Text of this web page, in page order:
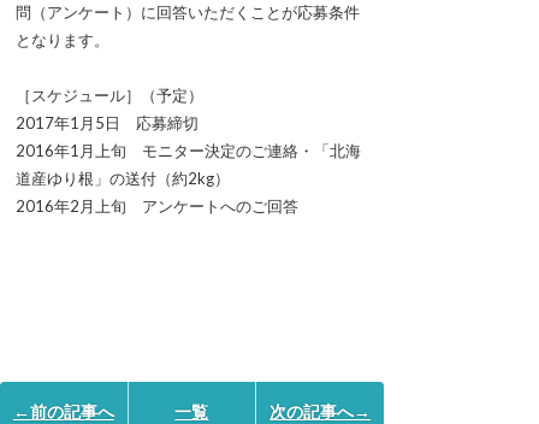
問（アンケート）に回答いただくことが応募条件
となります。
［スケジュール］（予定）
2017年1月5日 応募締切
2016年1月上旬 モニター決定のご連絡・「北海
道産ゆり根」の送付（約2kg）
2016年2月上旬 アンケートへのご回答
←前の記事へ 一覧 次の記事へ→